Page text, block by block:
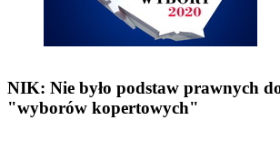
NIK: Nie było podstaw prawnych
"wyborów kopertowych"